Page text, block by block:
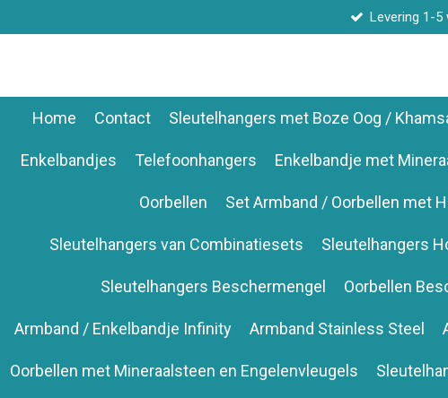
direct
hoofdinhoud
Levering 1-5
Home Contact Sleutelhangers met Boze Oog /
Enkelbandjes Telefoonhangers Enkelbandje met
Oorbellen Set Armband / Oorbellen met
Sleutelhangers van Combinatiesets Sleutelhangers
Sleutelhangers Beschermengel Oorbellen
Armband / Enkelbandje Infinity Armband Stainless Steel
Oorbellen met Mineraalsteen en Engelenvleugels